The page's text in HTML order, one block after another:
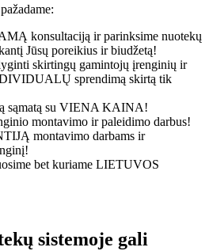
konsultaciją ir parinksime nuotekų
Jūsų poreikius ir biudžetą!
skirtingų gamintojų įrenginių ir
sprendimą skirtą tik
sąmatą su VIENA KAINA!
montavimo ir paleidimo darbus!
montavimo darbams ir
bet kuriame LIETUVOS
sistemoje gali